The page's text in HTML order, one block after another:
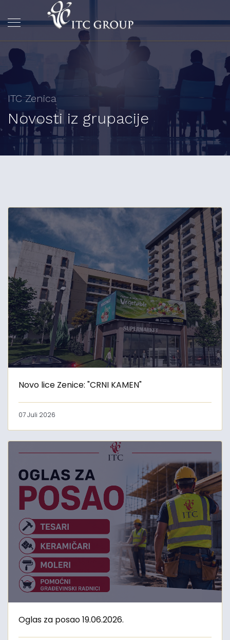
ITC Zenica
Novosti iz grupacije
Novo lice Zenice: "CRNI KAMEN"
07 Juli 2026
Oglas za posao 19.06.2026.